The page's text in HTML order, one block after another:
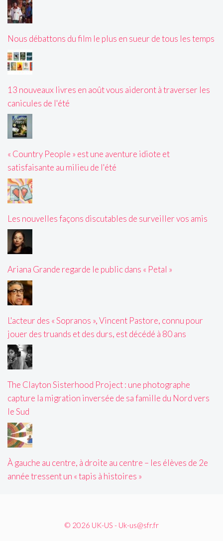
Nous débattons du film le plus en sueur de tous les temps
13 nouveaux livres en août vous aideront à traverser les
canicules de l'été
« Country People » est une aventure idiote et
satisfaisante au milieu de l'été
Les nouvelles façons discutables de surveiller vos amis
Ariana Grande regarde le public dans « Petal »
L'acteur des « Sopranos », Vincent Pastore, connu pour
jouer des truands et des durs, est décédé à 80 ans
The Clayton Sisterhood Project : une photographe
capture la migration inversée de sa famille du Nord vers
le Sud
À gauche au centre, à droite au centre – les élèves de 2e
année tressent un « tapis à histoires »
© 2026 UK-US - Uk-us@sfr.fr